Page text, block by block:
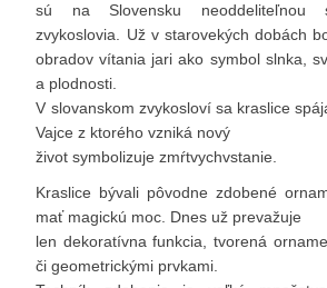
sú na Slovensku neoddeliteľnou
zvykoslovia. Už v starovekých dobách
obradov vítania jari ako symbol slnka,
a plodnosti.
V slovanskom zvykosloví sa kraslice
Vajce z ktorého vzniká nový
život symbolizuje zmŕtvychvstanie.
Kraslice bývali pôvodne zdobené
mať magickú moc. Dnes už prevažuje
len dekoratívna funkcia, tvorená
či geometrickými prvkami.